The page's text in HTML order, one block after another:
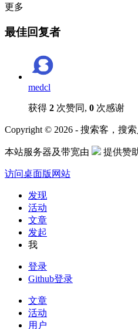
更多
最佳回复者
medcl
获得 2 次赞同, 0 次感谢
Copyright © 2026 - 搜索客，搜
本站服务器及带宽由 提供赞
访问桌面版网站
发现
活动
文章
发起
我
登录
Github登录
文章
活动
用户